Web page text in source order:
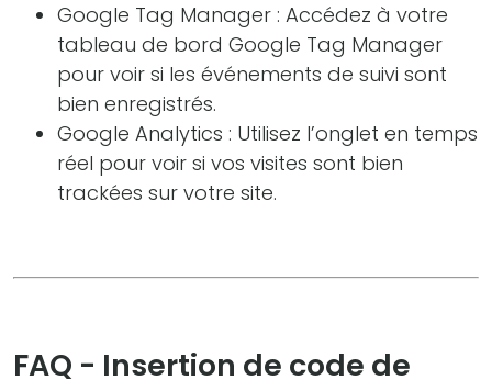
Google Tag Manager : Accédez à votre
tableau de bord Google Tag Manager
pour voir si les événements de suivi sont
bien enregistrés.
Google Analytics : Utilisez l’onglet en temps
réel pour voir si vos visites sont bien
trackées sur votre site.
FAQ - Insertion de code de